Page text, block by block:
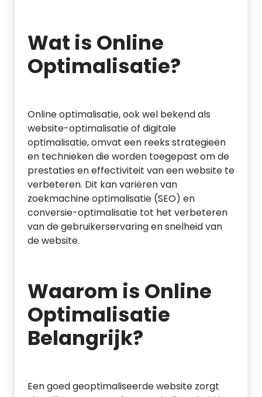
Wat is Online
Optimalisatie?
Online optimalisatie, ook wel bekend als
website-optimalisatie of digitale
optimalisatie, omvat een reeks strategieën
en technieken die worden toegepast om de
prestaties en effectiviteit van een website te
verbeteren. Dit kan variëren van
zoekmachine optimalisatie (SEO) en
conversie-optimalisatie tot het verbeteren
van de gebruikerservaring en snelheid van
de website.
Waarom is Online
Optimalisatie
Belangrijk?
Een goed geoptimaliseerde website zorgt